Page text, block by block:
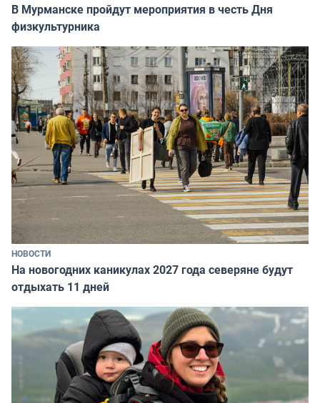
В Мурманске пройдут мероприятия в честь Дня
физкультурника
НОВОСТИ
На новогодних каникулах 2027 года северяне будут
отдыхать 11 дней